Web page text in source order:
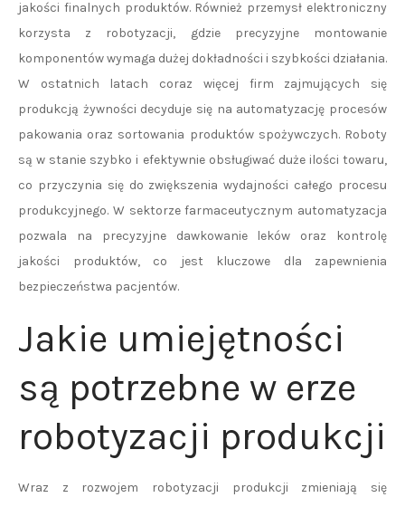
jakości finalnych produktów. Również przemysł elektroniczny
korzysta z robotyzacji, gdzie precyzyjne montowanie
komponentów wymaga dużej dokładności i szybkości działania.
W ostatnich latach coraz więcej firm zajmujących się
produkcją żywności decyduje się na automatyzację procesów
pakowania oraz sortowania produktów spożywczych. Roboty
są w stanie szybko i efektywnie obsługiwać duże ilości towaru,
co przyczynia się do zwiększenia wydajności całego procesu
produkcyjnego. W sektorze farmaceutycznym automatyzacja
pozwala na precyzyjne dawkowanie leków oraz kontrolę
jakości produktów, co jest kluczowe dla zapewnienia
bezpieczeństwa pacjentów.
Jakie umiejętności
są potrzebne w erze
robotyzacji produkcji
Wraz z rozwojem robotyzacji produkcji zmieniają się